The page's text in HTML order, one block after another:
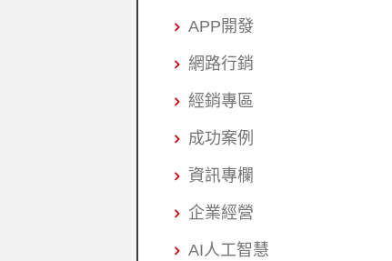
APP開發
網路行銷
經銷專區
成功案例
資訊專欄
企業經營
AI人工智慧